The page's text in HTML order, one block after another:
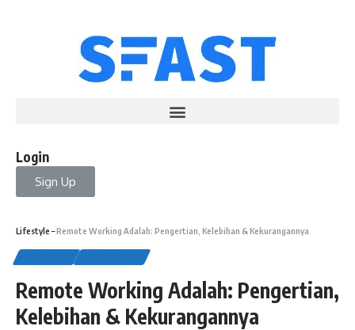
Login
Sign Up
Lifestyle –Remote Working Adalah: Pengertian, Kelebihan & Kekurangannya
Remote Working Adalah: Pengertian,
Kelebihan & Kekurangannya